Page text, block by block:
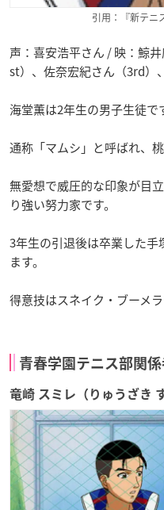
引用：『新テニ
声：喜安浩平さん / 映：鯨
st）、佐奈宏紀さん（3rd）
海堂薫は2年生の男子生徒で
通称「マムシ」と呼ばれ、
無愛想で威圧的な印象が目
り強い努力家です。
3年生の引退後は卒業した手
ます。
得意技はスネイク・ブーメラ
青春学園テニス部関係
竜崎 スミレ（りゅうざき